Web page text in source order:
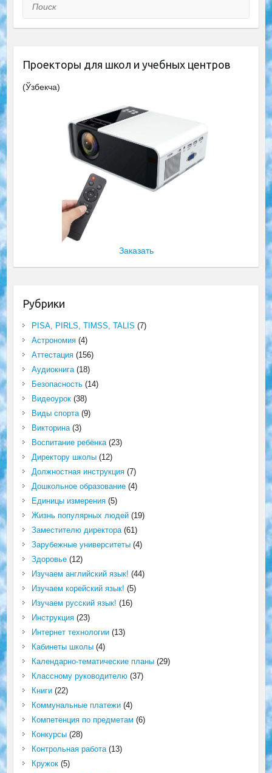
Поиск
Проекторы для школ и учебных центров
(Ўзбекча)
Заказать
Рубрики
PISA, PIRLS, TIMSS, TALIS (7)
Астрономия(4)
Аттестация(156)
Аудиокнига(18)
Безопасность(14)
Видеоурок(38)
Виды спорта(9)
Викторина(3)
Воспитание ребёнка(23)
Директору школы(12)
Должностная инструкция(7)
Дошкольное образование(4)
Единицы измерения(5)
Жизнь популярных людей(19)
Заместителю директора(61)
Зарубежные университеты(4)
Здоровье(12)
Изучаем английский язык! (44)
Изучаем корейский язык! (5)
Изучаем русский язык! (16)
Инструкция(23)
Интернет технологии(13)
Кабинеты школы(4)
Календарно-тематические планы(29)
Классному руководителю(37)
Книги(22)
Коммунальные платежи(4)
Компетенция по предметам (6)
Конкурсы(28)
Контрольная работа(13)
Кружок(5)